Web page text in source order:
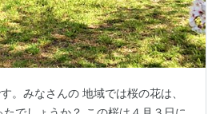
。みなさんの 地域では桜の花は、